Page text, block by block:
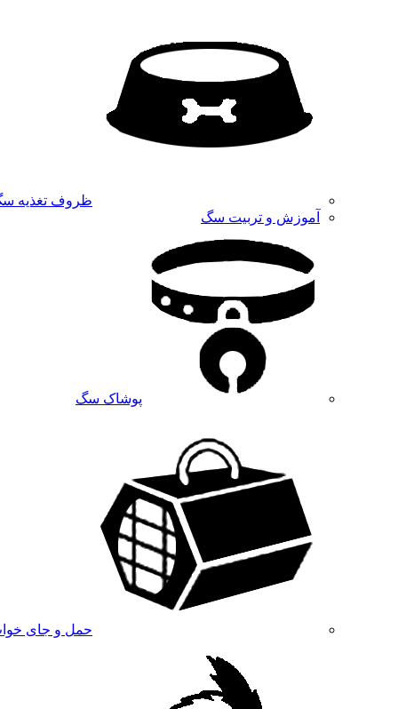
ظروف تغذیه
آموزش و تربیت سگ
پوشاک سگ
حمل و جای